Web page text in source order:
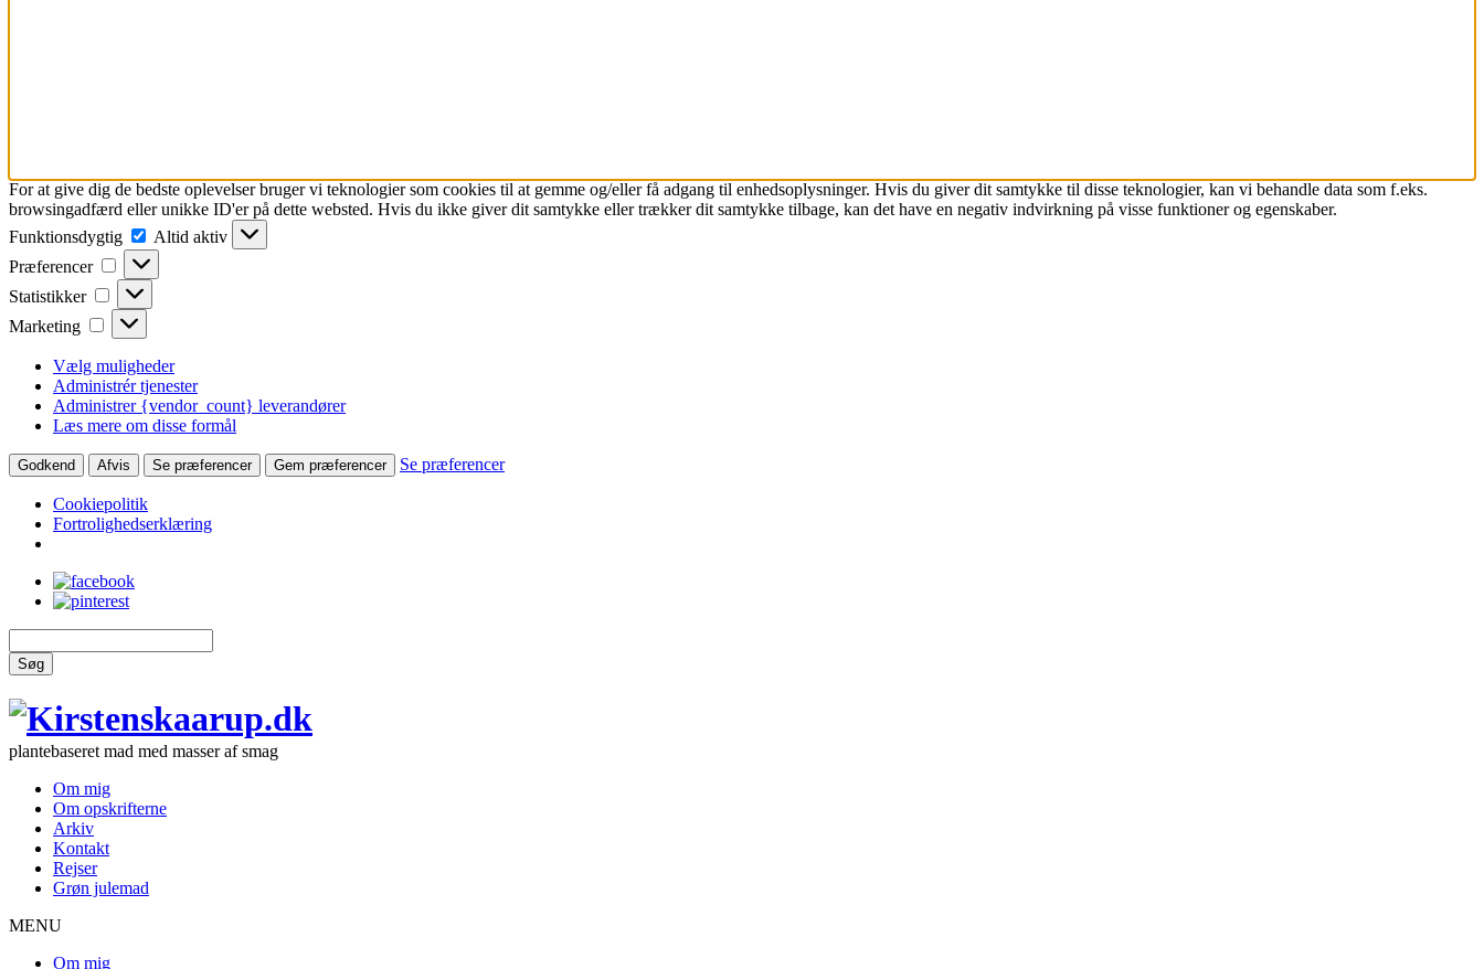
For at give dig de bedste oplevelser bruger vi teknologier som cookies til at gemme og/eller få adgang til enhedsoplysninger. Hvis du giver dit samtykke til disse teknologier, kan vi behandle data som f.eks.
browsingadfærd eller unikke ID'er på dette websted. Hvis du ikke giver dit samtykke eller trækker dit samtykke tilbage, kan det have en negativ indvirkning på visse funktioner og egenskaber.
Funktionsdygtig
Funktionsdygtig
Altid aktiv
Præferencer
Præferencer
Statistikker Statistikker
Marketing Marketing
Vælg muligheder
Administrér tjenester
Administrer {vendor_count} leverandører
Læs mere om disse formål
Godkend Afvis Se præferencer Gem præferencer Se præferencer
Cookiepolitik
Fortrolighedserklæring
Søg
plantebaseret mad med masser af smag
Om mig
Om opskrifterne
Arkiv
Kontakt
Rejser
Grøn julemad
MENU
Om mig